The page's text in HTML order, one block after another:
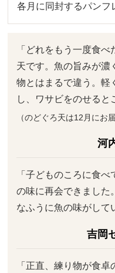
各月に同封するパンフ
「どれをもう一度食
天です。魚の旨みが濃
物とはまるで違う。軽
し、ワサビをのせると
（のどぐろ天は12月にお
河
「子どものころに食
の味に再会できました
なふうに魚の味がして
吉岡
「正直、練り物が食